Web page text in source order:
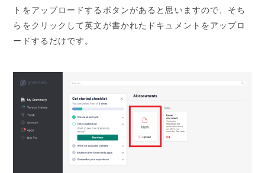
トをアップロードするボタンがあると思いますので、そち
らをクリックして英文が書かれたドキュメントをアップロ
ードするだけです。